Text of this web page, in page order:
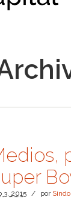
3, 2015 / por